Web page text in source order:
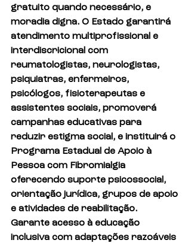
gratuito quando necessário, e
moradia digna. O Estado garantirá
atendimento multiprofissional e
interdiscricional com
reumatologistas, neurologistas,
psiquiatras, enfermeiros,
psicólogos, fisioterapeutas e
assistentes sociais, promoverá
campanhas educativas para
reduzir estigma social, e instituirá o
Programa Estadual de Apoio à
Pessoa com Fibromialgia
oferecendo suporte psicossocial,
orientação jurídica, grupos de apoio
e atividades de reabilitação.
Garante acesso à educação
inclusiva com adaptações razoáveis